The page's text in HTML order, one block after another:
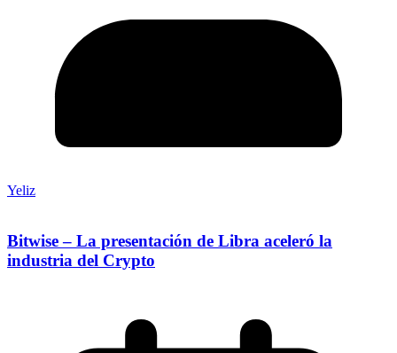
Yeliz
Bitwise – La presentación de Libra aceleró la
industria del Crypto